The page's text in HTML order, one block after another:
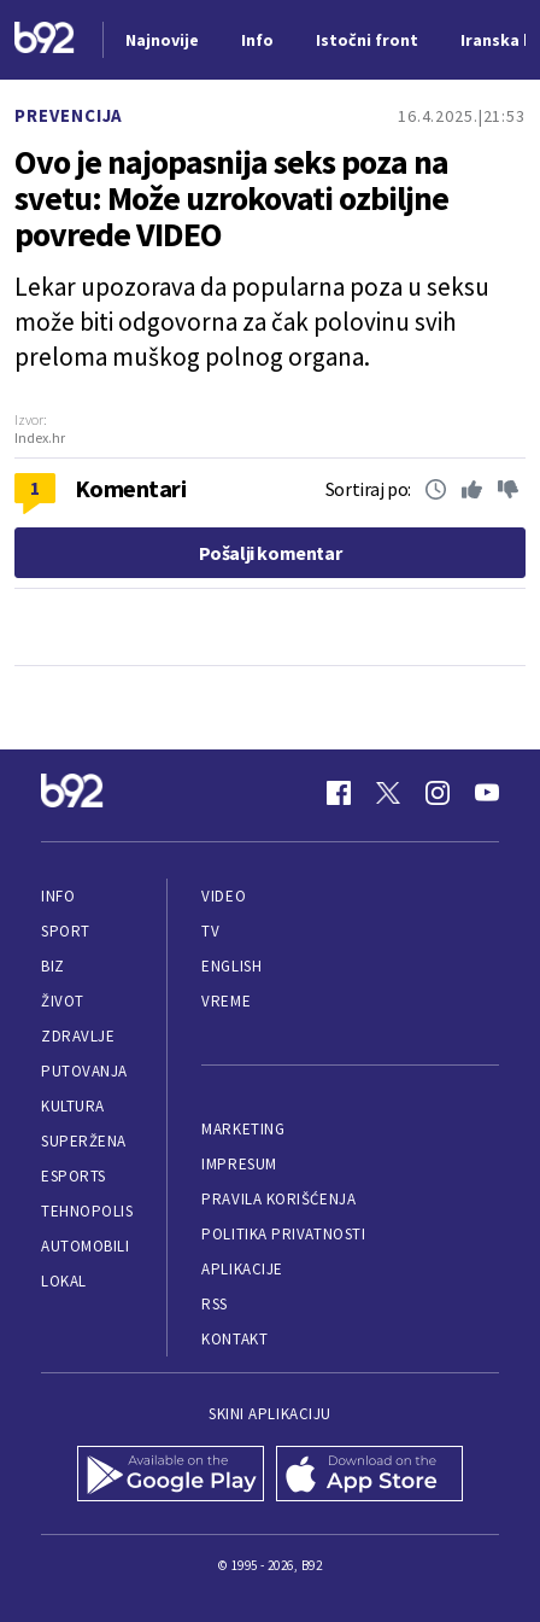
Najnovije Info Istočni front Iranska
PREVENCIJA 16.4.2025. 21:53
Ovo je najopasnija seks poza na
svetu: Može uzrokovati ozbiljne
povrede VIDEO
Lekar upozorava da popularna poza u seksu
može biti odgovorna za čak polovinu svih
preloma muškog polnog organa.
Izvor:
Index.hr
1 Komentari Sortiraj po:
Pošalji komentar
INFO
SPORT
BIZ
ŽIVOT
ZDRAVLJE
PUTOVANJA
KULTURA
SUPERŽENA
ESPORTS
TEHNOPOLIS
AUTOMOBILI
LOKAL
VIDEO
TV
ENGLISH
VREME
MARKETING
IMPRESUM
PRAVILA KORIŠĆENJA
POLITIKA PRIVATNOSTI
APLIKACIJE
RSS
KONTAKT
SKINI APLIKACIJU
© 1995 - 2026, B92